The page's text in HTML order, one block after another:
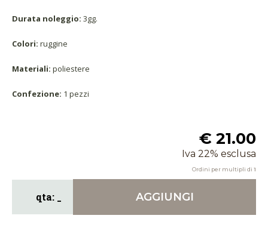
Durata noleggio: 3gg.
Colori: ruggine
Materiali: poliestere
Confezione: 1 pezzi
€ 21.00
Iva 22% esclusa
Ordini per multipli di 1
AGGIUNGI